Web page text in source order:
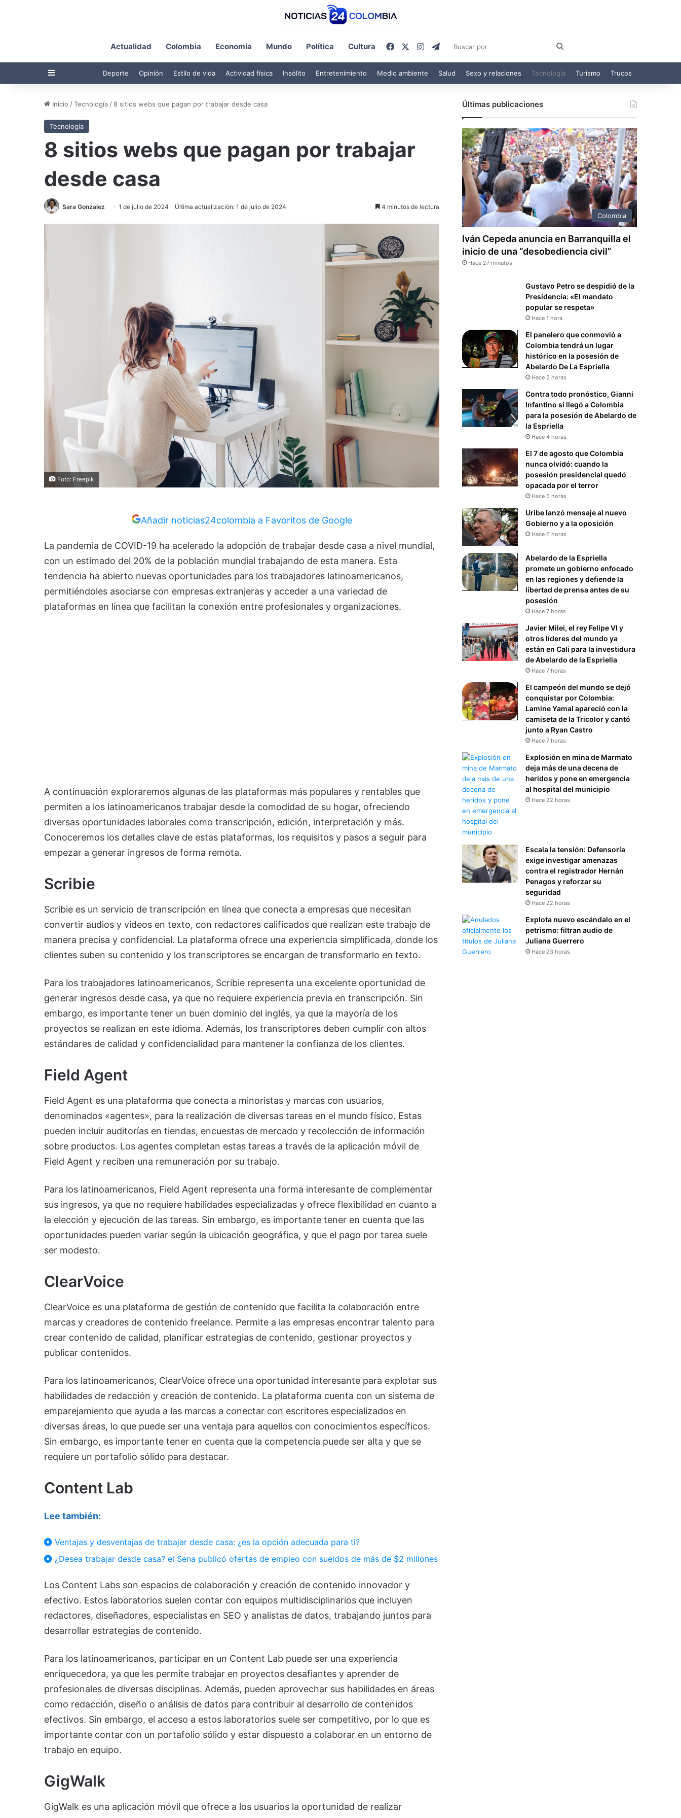
Actualidad Colombia Economía Mundo Política Cultura FacebookInstagram
Telegram
por
Barra lateral Deporte Opinión Estilo de vida Actividad física Insólito Entretenimiento Medio ambiente Salud Sexo y relaciones Tecnología Turismo Trucos
Inicio /Tecnología /8 sitios webs que pagan por trabajar desde casa
Tecnología
8 sitios webs que pagan por trabajar
desde casa
Sara Gonzalez 1 de julio de 2024 Última actualización: 1 de julio de 2024 4 minutos de lectura
Foto: Freepik
Añadir noticias24colombia a Favoritos de Google
La pandemia de COVID-19 ha acelerado la adopción de trabajar desde casa a nivel mundial,
con un estimado del 20% de la población mundial trabajando de esta manera. Esta
tendencia ha abierto nuevas oportunidades para los trabajadores latinoamericanos,
permitiéndoles asociarse con empresas extranjeras y acceder a una variedad de
plataformas en línea que facilitan la conexión entre profesionales y organizaciones.
A continuación exploraremos algunas de las plataformas más populares y rentables que
permiten a los latinoamericanos trabajar desde la comodidad de su hogar, ofreciendo
diversas oportunidades laborales como transcripción, edición, interpretación y más.
Conoceremos los detalles clave de estas plataformas, los requisitos y pasos a seguir para
empezar a generar ingresos de forma remota.
Scribie
Scribie es un servicio de transcripción en línea que conecta a empresas que necesitan
convertir audios y videos en texto, con redactores calificados que realizan este trabajo de
manera precisa y confidencial. La plataforma ofrece una experiencia simplificada, donde los
clientes suben su contenido y los transcriptores se encargan de transformarlo en texto.
Para los trabajadores latinoamericanos, Scribie representa una excelente oportunidad de
generar ingresos desde casa, ya que no requiere experiencia previa en transcripción. Sin
embargo, es importante tener un buen dominio del inglés, ya que la mayoría de los
proyectos se realizan en este idioma. Además, los transcriptores deben cumplir con altos
estándares de calidad y confidencialidad para mantener la confianza de los clientes.
Field Agent
Field Agent es una plataforma que conecta a minoristas y marcas con usuarios,
denominados «agentes», para la realización de diversas tareas en el mundo físico. Estas
pueden incluir auditorías en tiendas, encuestas de mercado y recolección de información
sobre productos. Los agentes completan estas tareas a través de la aplicación móvil de
Field Agent y reciben una remuneración por su trabajo.
Para los latinoamericanos, Field Agent representa una forma interesante de complementar
sus ingresos, ya que no requiere habilidades especializadas y ofrece flexibilidad en cuanto a
la elección y ejecución de las tareas. Sin embargo, es importante tener en cuenta que las
oportunidades pueden variar según la ubicación geográfica, y que el pago por tarea suele
ser modesto.
ClearVoice
ClearVoice es una plataforma de gestión de contenido que facilita la colaboración entre
marcas y creadores de contenido freelance. Permite a las empresas encontrar talento para
crear contenido de calidad, planificar estrategias de contenido, gestionar proyectos y
publicar contenidos.
Para los latinoamericanos, ClearVoice ofrece una oportunidad interesante para explotar sus
habilidades de redacción y creación de contenido. La plataforma cuenta con un sistema de
emparejamiento que ayuda a las marcas a conectar con escritores especializados en
diversas áreas, lo que puede ser una ventaja para aquellos con conocimientos específicos.
Sin embargo, es importante tener en cuenta que la competencia puede ser alta y que se
requiere un portafolio sólido para destacar.
Content Lab
Lee también:
Ventajas y desventajas de trabajar desde casa: ¿es la opción adecuada para ti?
¿Desea trabajar desde casa? el Sena publicó ofertas de empleo con sueldos de más de $2 millones
Los Content Labs son espacios de colaboración y creación de contenido innovador y
efectivo. Estos laboratorios suelen contar con equipos multidisciplinarios que incluyen
redactores, diseñadores, especialistas en SEO y analistas de datos, trabajando juntos para
desarrollar estrategias de contenido.
Para los latinoamericanos, participar en un Content Lab puede ser una experiencia
enriquecedora, ya que les permite trabajar en proyectos desafiantes y aprender de
profesionales de diversas disciplinas. Además, pueden aprovechar sus habilidades en áreas
como redacción, diseño o análisis de datos para contribuir al desarrollo de contenidos
efectivos. Sin embargo, el acceso a estos laboratorios suele ser competitivo, por lo que es
importante contar con un portafolio sólido y estar dispuesto a colaborar en un entorno de
trabajo en equipo.
GigWalk
GigWalk es una aplicación móvil que ofrece a los usuarios la oportunidad de realizar
Últimas publicaciones
Colombia
Iván Cepeda anuncia en Barranquilla el
inicio de una “desobediencia civil”
Hace 27 minutos
Gustavo Petro se despidió de la
Presidencia: «El mandato
popular se respeta»
Hace 1 hora
El panelero que conmovió a
Colombia tendrá un lugar
histórico en la posesión de
Abelardo De La Espriella
Hace 2 horas
Contra todo pronóstico, Gianni
Infantino sí llegó a Colombia
para la posesión de Abelardo de
la Espriella
Hace 4 horas
El 7 de agosto que Colombia
nunca olvidó: cuando la
posesión presidencial quedó
opacada por el terror
Hace 5 horas
Uribe lanzó mensaje al nuevo
Gobierno y a la oposición
Hace 6 horas
Abelardo de la Espriella
promete un gobierno enfocado
en las regiones y defiende la
libertad de prensa antes de su
posesión
Hace 7 horas
Javier Milei, el rey Felipe VI y
otros líderes del mundo ya
están en Cali para la investidura
de Abelardo de la Espriella
Hace 7 horas
El campeón del mundo se dejó
conquistar por Colombia:
Lamine Yamal apareció con la
camiseta de la Tricolor y cantó
junto a Ryan Castro
Hace 7 horas
Explosión en mina de Marmato
deja más de una decena de
heridos y pone en emergencia
al hospital del municipio
Hace 22 horas
Escala la tensión: Defensoría
exige investigar amenazas
contra el registrador Hernán
Penagos y reforzar su
seguridad
Hace 22 horas
Explota nuevo escándalo en el
petrismo: filtran audio de
Juliana Guerrero
Hace 23 horas